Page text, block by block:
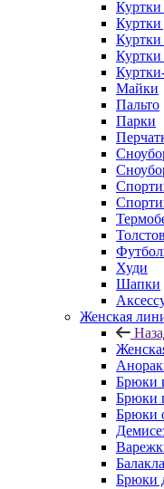
Куртки
Куртки
Майки
Пальто
Парки
Худи
Шапки
Женская
Брюки
Брюки
Брюки
Брюки